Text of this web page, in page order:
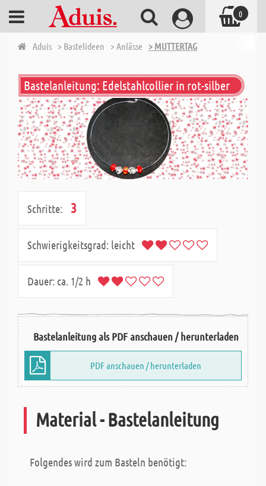
Aduis > Bastelideen > Anlässe > MUTTERTAG
Bastelanleitung: Edelstahlcollier in rot-silber
Schritte: 3
Schwierigkeitsgrad: leicht
Dauer: ca. 1/2 h
Bastelanleitung als PDF anschauen / herunterladen
PDF anschauen / herunterladen
Material - Bastelanleitung
Folgendes wird zum Basteln benötigt:
0